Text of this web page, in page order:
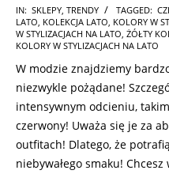
2025-
03-
05
IN: SKLEPY, TRENDY TAGGED:
LATO, KOLEKCJA LATO, KOLORY W
W STYLIZACJACH NA LATO, ŻÓŁTY
KOLORY W STYLIZACJACH NA LATO
W modzie znajdziemy
niezwykle pożądane!
intensywnym odcieniu,
czerwony! Uważa się je za
outfitach! Dlatego, że
niebywałego smaku!